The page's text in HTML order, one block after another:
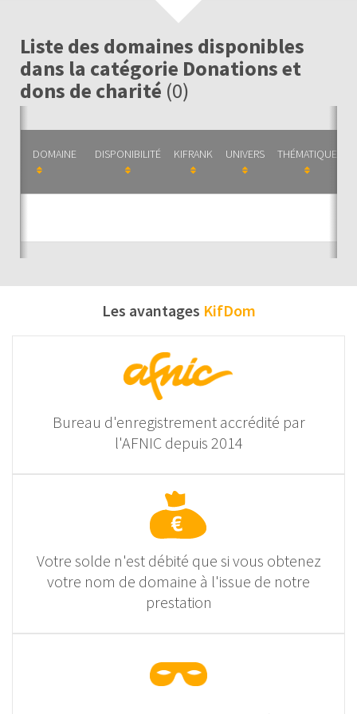
Liste des domaines disponibles
dans la catégorie Donations et
dons de charité (0)
DOMAINE DISPONIBILITÉ KIFRANK UNIVERS THÉMATIQUE
Les avantages KifDom
Bureau d'enregistrement accrédité par
l'AFNIC depuis 2014
Votre solde n'est débité que si vous obtenez
votre nom de domaine à l'issue de notre
prestation